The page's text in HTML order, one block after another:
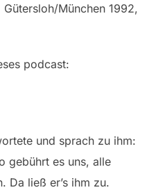
München 1992,
podcast:
und sprach zu ihm:
gebührt es uns, alle
Da ließ er’s ihm zu.